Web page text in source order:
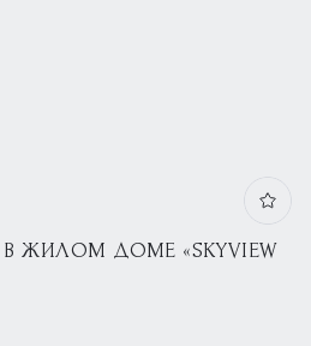
В ЖИЛОМ ДОМЕ «SKYVIEW